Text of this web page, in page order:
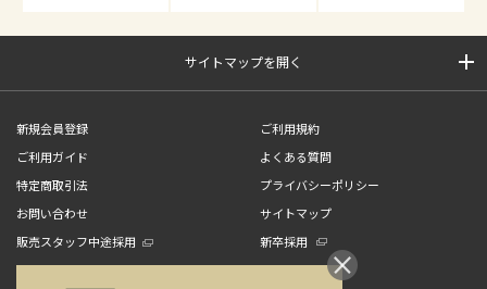
サイトマップを開く
新規会員登録
ご利用規約
ご利用ガイド
よくある質問
特定商取引法
プライバシーポリシー
お問い合わせ
サイトマップ
販売スタッフ中途採用
新卒採用